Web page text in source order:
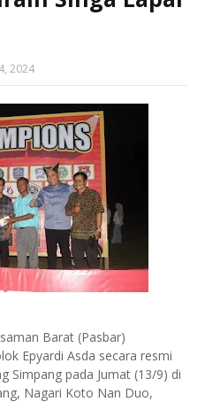
2024
Barat (Pasbar)
Epyardi Asda secara resmi
Simpang pada Jumat (13/9) di
Nagari Koto Nan Duo,